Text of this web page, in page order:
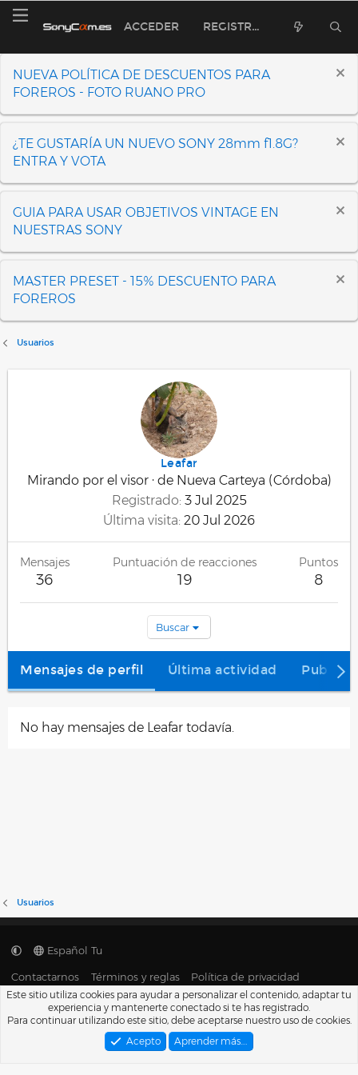
ACCEDER REGISTRARSE
NUEVA POLÍTICA DE DESCUENTOS PARA
FOREROS - FOTO RUANO PRO
¿TE GUSTARÍA UN NUEVO SONY 28mm f1.8G?
ENTRA Y VOTA
GUIA PARA USAR OBJETIVOS VINTAGE EN
NUESTRAS SONY
MASTER PRESET - 15% DESCUENTO PARA
FOREROS
Usuarios
Leafar
Mirando por el visor · de Nueva Carteya (Córdoba)
Registrado 3 Jul 2025
Última visita 20 Jul 2026
Mensajes
36
Puntuación de reacciones
19
Puntos
8
Buscar
Mensajes de perfil Última actividad
No hay mensajes de Leafar todavía.
Usuarios
Español Tu
Contactarnos Términos y reglas
Política de privacidad
Ayuda
Portal
R
S
S
Community platform by XenForo® © 2010-2026 XenForo Ltd.
XenFacil.com. © 2010-2019
Este sitio utiliza cookies para ayudar a personalizar el contenido, adaptar tu
experiencia y mantenerte conectado si te has registrado.
Para continuar utilizando este sitio, debe aceptarse nuestro uso de cookies.
Acepto
Aprender más.…